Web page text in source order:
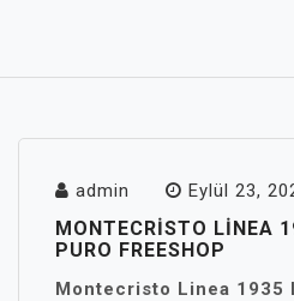
admin Eylül 23,
MONTECRISTO LINEA
PURO FREESHOP
Montecristo Linea 1935